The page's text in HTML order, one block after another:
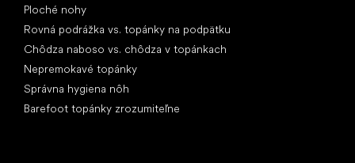
Ploché nohy
Rovná podrážka vs. topánky na podpätku
Chôdza naboso vs. chôdza v topánkach
Nepremokavé topánky
Správna hygiena nôh
Barefoot topánky zrozumiteľne